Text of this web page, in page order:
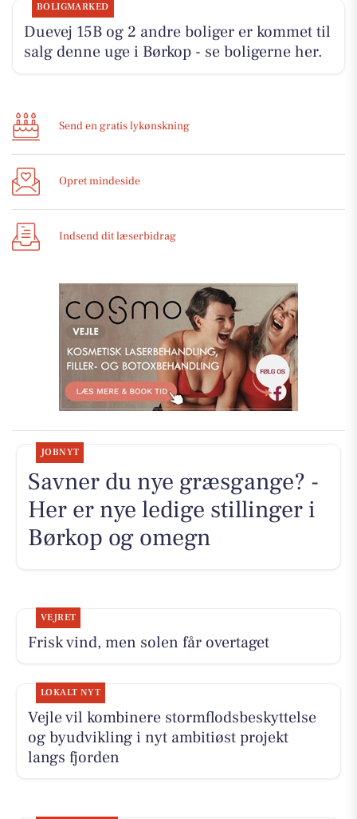
BOLIGMARKED
Duevej 15B og 2 andre boliger er kommet til
salg denne uge i Børkop - se boligerne her.
Send en gratis lykønskning
Opret mindeside
Indsend dit læserbidrag
JOBNYT
Savner du nye græsgange? -
Her er nye ledige stillinger i
Børkop og omegn
VEJRET
Frisk vind, men solen får overtaget
LOKALT NYT
Vejle vil kombinere stormflodsbeskyttelse
og byudvikling i nyt ambitiøst projekt
langs fjorden